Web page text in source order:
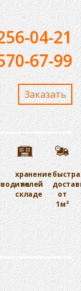
04-21
67-99
Заказaть
хранение
на
складе
от
1м²